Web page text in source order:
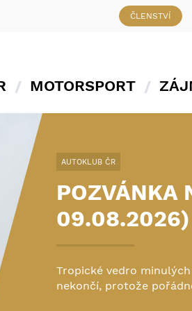
ČLENSTVÍ
MOTORSPORT
FLAT TRACK
VÍT
STŘÍBRO
Stadion v rakouském
alpskou scenérií, byl